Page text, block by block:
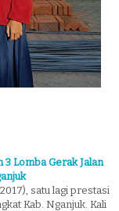
3 Lomba Gerak Jalan
satu lagi prestasi
Kab. Nganjuk. Kali